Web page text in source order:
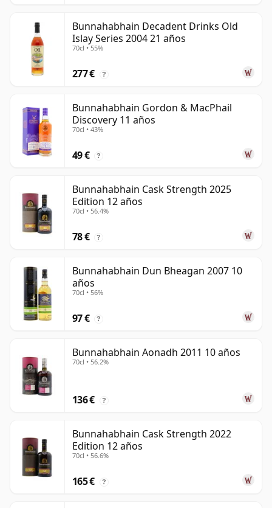
Bunnahabhain Decadent Drinks Old
Islay Series 2004 21 años
70cl • 55%
277 € ?
Bunnahabhain Gordon & MacPhail
Discovery 11 años
70cl • 43%
49 € ?
Bunnahabhain Cask Strength 2025
Edition 12 años
70cl • 56.4%
78 € ?
Bunnahabhain Dun Bheagan 2007 10
años
70cl • 56%
97 € ?
Bunnahabhain Aonadh 2011 10 años
70cl • 56.2%
136 € ?
Bunnahabhain Cask Strength 2022
Edition 12 años
70cl • 56.6%
165 € ?